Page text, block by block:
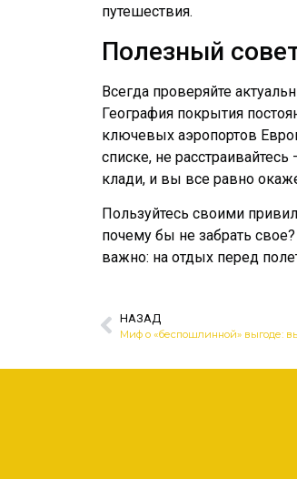
путешествия.
Полезный
Всегда проверяйте
География покрытия
ключевых аэропортов
списке, не
клади, и вы все равно
Пользуйтесь своими
почему бы не забрать
важно: на отдых перед
НАЗАД
Миф о «беспошлинной» выгоде: